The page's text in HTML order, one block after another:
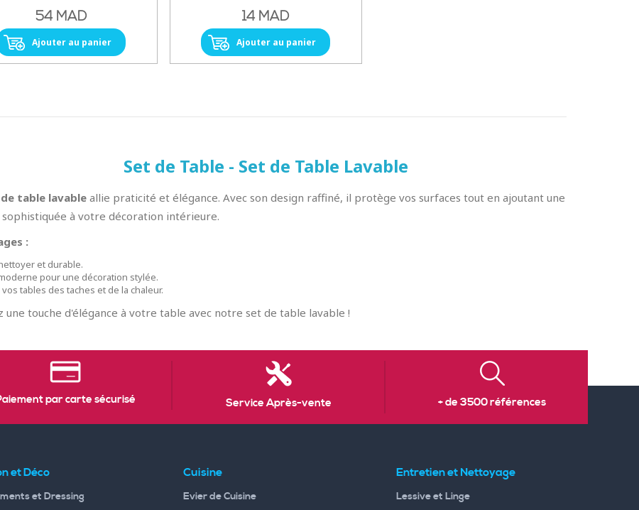
54 MAD
Ajouter au panier
14 MAD
Ajouter au panier
Set de Table - Set de Table Lavable
table lavableallie praticité et élégance. Avec son design raffiné, il protège vos surfaces tout en ajoutant une
sophistiquée à votre décoration intérieure.
:
et durable.
pour une décoration stylée.
tables des taches et de la chaleur.
une touche d'élégance à votre table avec notre set de table lavable !
par carte sécurisé Service Après-vente + de 3500 références
et Déco
et Dressing
Cuisine
Evier de Cuisine
Entretien et Nettoyage
Lessive et Linge